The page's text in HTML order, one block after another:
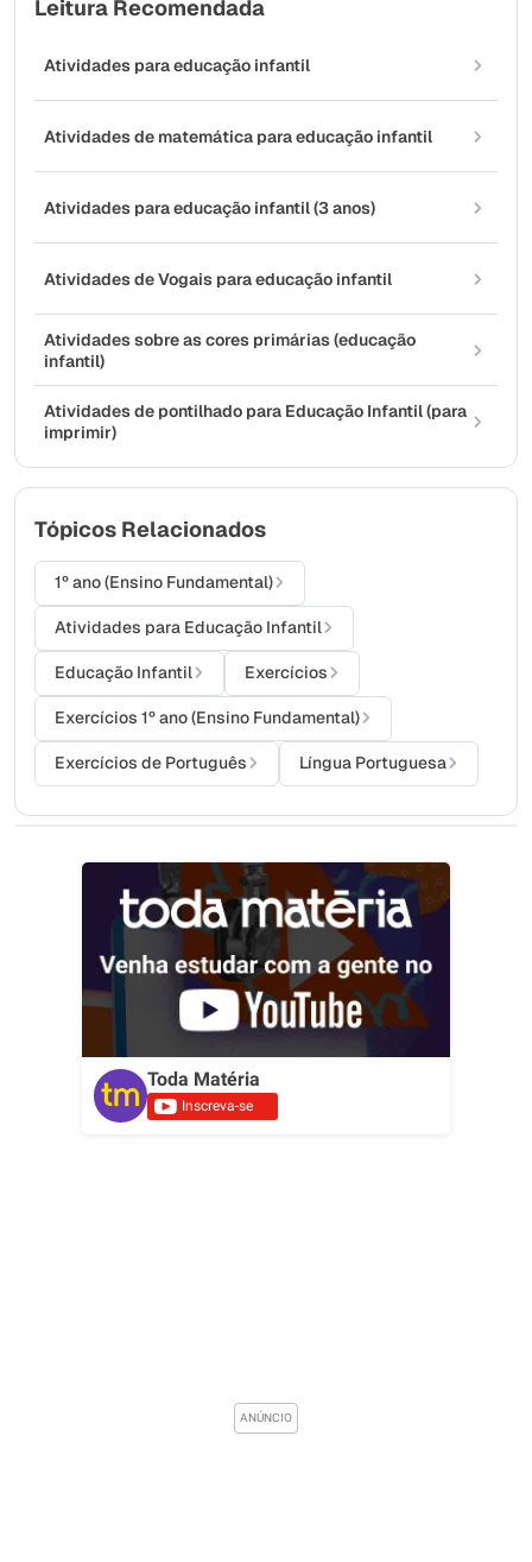
Leitura Recomendada
Atividades para educação infantil
Atividades de matemática para educação infantil
Atividades para educação infantil (3 anos)
Atividades de Vogais para educação infantil
Atividades sobre as cores primárias (educação
infantil)
Atividades de pontilhado para Educação Infantil (para
imprimir)
Tópicos Relacionados
1º ano (Ensino Fundamental)
Atividades para Educação Infantil
Educação Infantil Exercícios
Exercícios 1º ano (Ensino Fundamental)
Exercícios de Português Língua Portuguesa
Toda Matéria
Inscreva-se